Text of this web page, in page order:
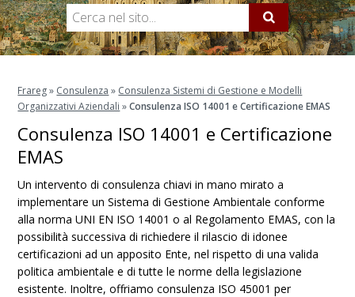
Frareg» Consulenza » Consulenza Sistemi di Gestione e Modelli
Organizzativi Aziendali »Consulenza ISO 14001 e Certificazione EMAS
Consulenza ISO 14001 e Certificazione
EMAS
Un intervento di consulenza chiavi in mano mirato a
implementare un Sistema di Gestione Ambientale conforme
alla norma UNI EN ISO 14001 o al Regolamento EMAS, con la
possibilità successiva di richiedere il rilascio di idonee
certificazioni ad un apposito Ente, nel rispetto di una valida
politica ambientale e di tutte le norme della legislazione
esistente. Inoltre, offriamo consulenza ISO 45001 per